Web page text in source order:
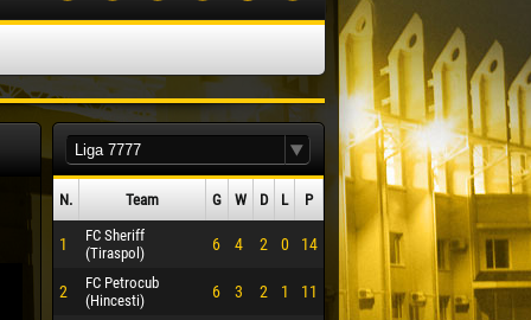
N. Team G W D L P
1
FC Sheriff
(Tiraspol)
6 4 2 0 14
2
FC Petrocub
(Hincesti)
6 3 2 1 11